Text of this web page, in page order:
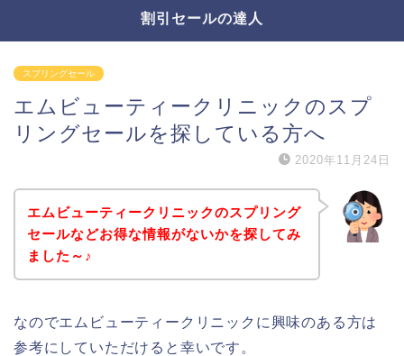
割引セールの達人
スプリングセール
エムビューティークリニックのスプ
リングセールを探している方へ
2020年11月24日
エムビューティークリニックのスプリング
セールなどお得な情報がないかを探してみ
ました～♪
なのでエムビューティークリニックに興味のある方は
参考にしていただけると幸いです。